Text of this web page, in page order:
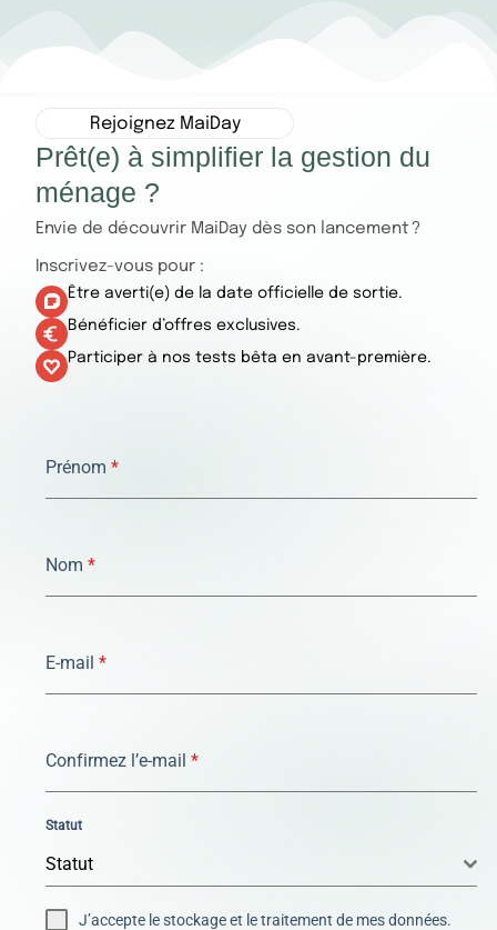
Rejoignez MaiDay
Prêt(e) à simplifier la gestion du
ménage ?
Envie de découvrir MaiDay dès son lancement ?
Inscrivez-vous pour :
Être averti(e) de la date officielle de sortie.
Bénéficier d’offres exclusives.
Participer à nos tests bêta en avant-première.
Prénom *
Nom *
E-mail *
Confirmez l’e-mail *
Statut
Statut
J’accepte le stockage et le traitement de mes données.